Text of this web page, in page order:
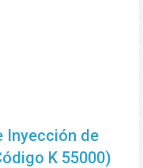
Inyección de
K 55000)